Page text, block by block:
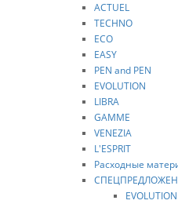
ACTUEL
TECHNO
ECO
EASY
PEN and PEN
EVOLUTION
LIBRA
GAMME
VENEZIA
L'ESPRIT
Расходные
EVOLUTION